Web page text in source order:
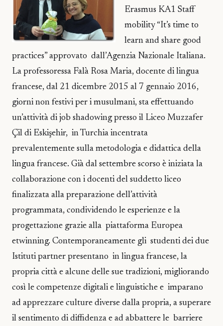
Erasmus KA1 Staff
mobility “It’s time to
learn and share good
practices” approvato dall’Agenzia Nazionale Italiana.
La professoressa Falà Rosa Maria, docente di lingua
francese, dal 21 dicembre 2015 al 7 gennaio 2016,
giorni non festivi per i musulmani, sta effettuando
un’attività di job shadowing presso il Liceo Muzzafer
Çil di Eskişehir, in Turchia incentrata
prevalentemente sulla metodologia e didattica della
lingua francese. Già dal settembre scorso è iniziata la
collaborazione con i docenti del suddetto liceo
finalizzata alla preparazione dell’attività
programmata, condividendo le esperienze e la
progettazione grazie alla piattaforma Europea
etwinning. Contemporaneamente gli studenti dei due
Istituti partner presentano in lingua francese, la
propria città e alcune delle sue tradizioni, migliorando
così le competenze digitali e linguistiche e imparano
ad apprezzare culture diverse dalla propria, a superare
il sentimento di diffidenza e ad abbattere le barriere